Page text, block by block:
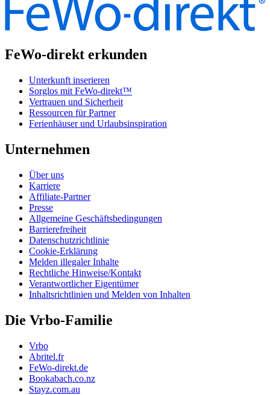
FeWo-direkt erkunden
Unterkunft inserieren
Sorglos mit FeWo-direkt™
Vertrauen und Sicherheit
Ressourcen für Partner
Ferienhäuser und Urlaubsinspiration
Unternehmen
Über uns
Karriere
Affiliate-Partner
Presse
Allgemeine Geschäftsbedingungen
Barrierefreiheit
Datenschutzrichtlinie
Cookie-Erklärung
Melden illegaler Inhalte
Rechtliche Hinweise/Kontakt
Verantwortlicher Eigentümer
Inhaltsrichtlinien und Melden von Inhalten
Die Vrbo-Familie
Vrbo
Abritel.fr
FeWo-direkt.de
Bookabach.co.nz
Stayz.com.au